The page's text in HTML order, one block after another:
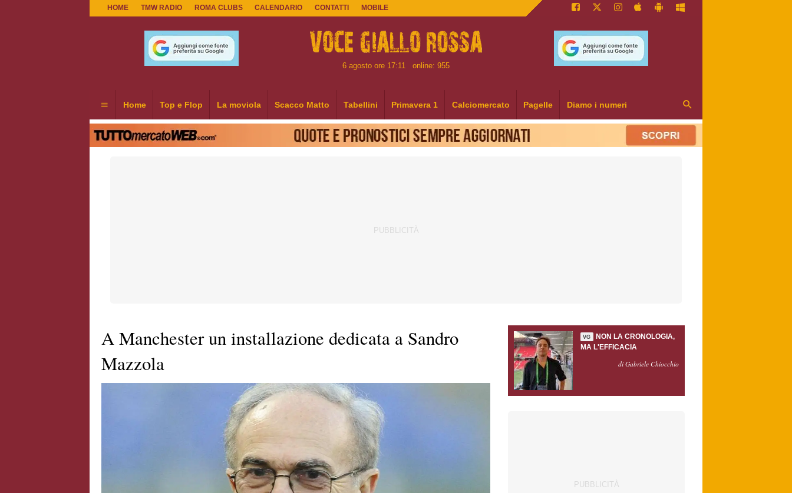
HOME TMW RADIO ROMA CLUBS CALENDARIO CONTATTI MOBILE
6 agosto ore 17:11 online: 955
Home Top e Flop La moviola Scacco Matto Tabellini Primavera 1 Calciomercato Pagelle Diamo i numeri
A Manchester un installazione dedicata a Sandro
Mazzola
VG
NON LA CRONOLOGIA,
MA L'EFFICACIA
di Gabriele Chiocchio